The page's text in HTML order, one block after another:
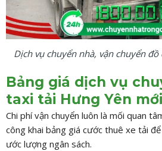
Dịch vụ chuyển nhà, vận chuyển
Bảng giá dịch vụ
taxi tải Hưng Yên
Chi phí vận chuyển luôn là mối quan
công khai bảng giá cước thuê xe tải
ước lượng ngân sách.